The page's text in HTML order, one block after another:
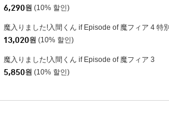
6,290원 (10% 할인)
13,020원 (10% 할인)
魔入りました!入間くん if Episode of 魔フィア 3
5,850원 (10% 할인)